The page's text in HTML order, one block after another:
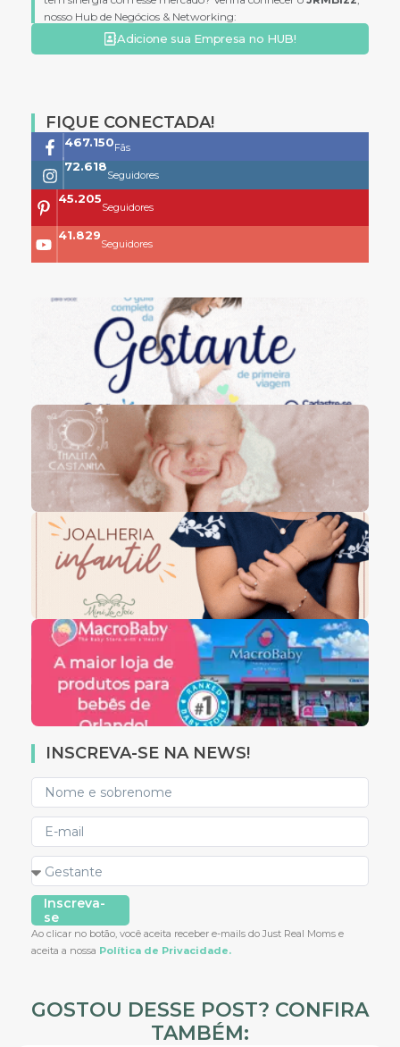
nosso Hub de Negócios & Networking:
Adicione sua Empresa no HUB!
FIQUE CONECTADA!
761.659Fãs
118.399
Seguidores
73.704
Seguidores
68.200
Seguidores
INSCREVA-SE NA NEWS!
Inscreva-
se
Ao clicar no botão, você aceita receber e-mails do Just Real Moms e
aceita a nossa Política de Privacidade.
GOSTOU DESSE POST? CONFIRA
TAMBÉM: